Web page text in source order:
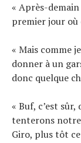
« Après-
premier jour
« Mais comme
donner à un
donc quelque
« Buf, c’est
tenterons notre
Giro, plus tôt